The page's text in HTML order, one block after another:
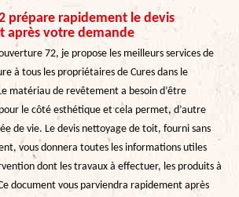
prépare rapidement le devis
après votre demande
72, je propose les meilleurs services de
à tous les propriétaires de Cures dans le
matériau de revêtement a besoin d’être
le côté esthétique et cela permet, d’autre
de vie. Le devis nettoyage de toit, fourni sans
vous donnera toutes les informations utiles
dont les travaux à effectuer, les produits à
document vous parviendra rapidement après